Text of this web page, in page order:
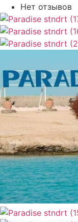
Нет отзывов